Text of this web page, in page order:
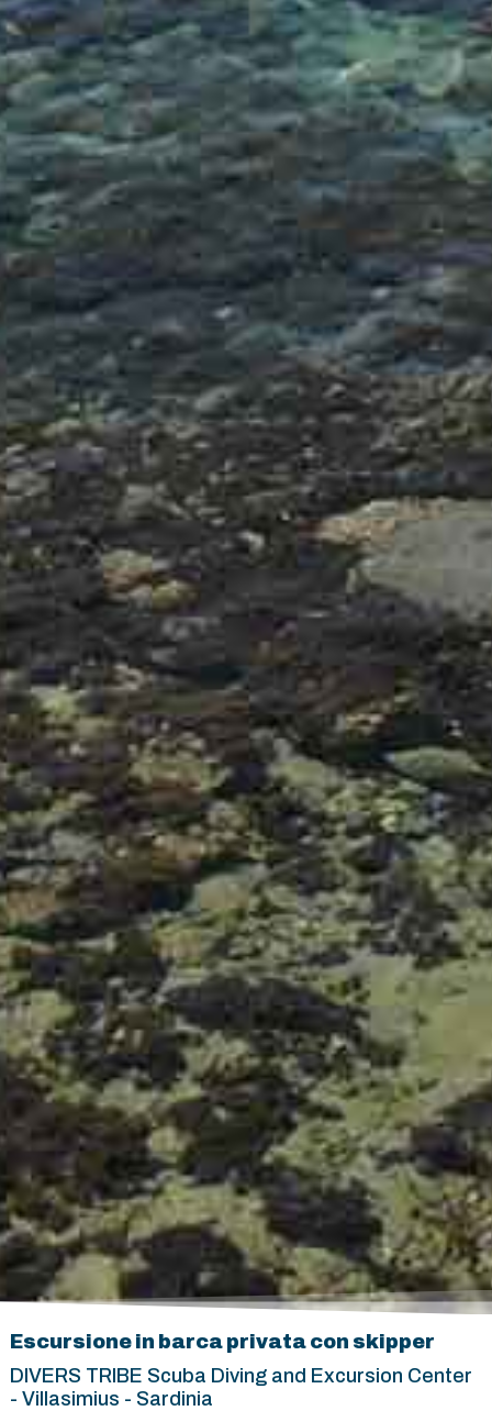
Escursione in barca privata con skipper
DIVERS TRIBE Scuba Diving and Excursion Center
- Villasimius - Sardinia